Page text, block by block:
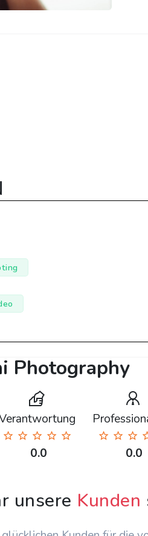
Photography
0.0 0.0
unsere Kunden